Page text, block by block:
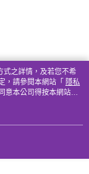
式之詳情，及若您不希
，請參閱本網站「 隱私
意本公司得按本網站使